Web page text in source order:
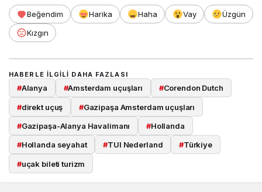
Beğendim Harika Haha Vay
Üzgün
Kızgın
HABERLE ILGILI DAHA FAZLASI
#Alanya #Amsterdam uçuşları #Corendon Dutch
#direkt uçuş #Gazipaşa Amsterdam uçuşları
#Gazipaşa-Alanya Havalimanı #Hollanda
#Hollanda seyahat #TUI Nederland #Türkiye
#uçak bileti turizm